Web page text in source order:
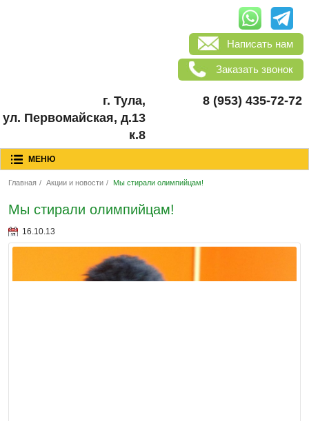
Написать нам
Заказать звонок
г. Тула,
ул. Первомайская, д.13
к.8
8 (953) 435-72-72
МЕНЮ
Главная / Акции и новости / Мы стирали олимпийцам!
Мы стирали олимпийцам!
16.10.13